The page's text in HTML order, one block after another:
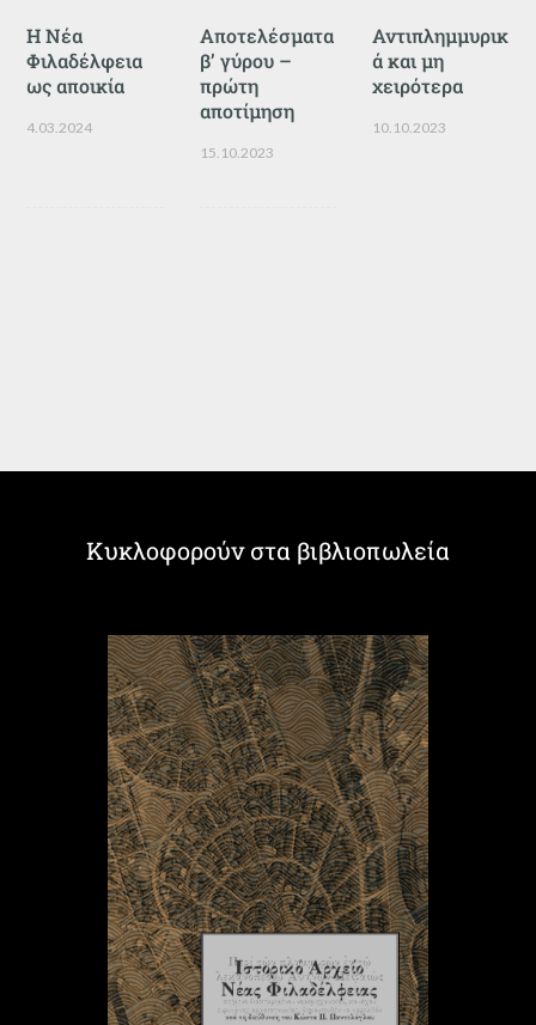
Η Νέα
Φιλαδέλφεια
ως αποικία
4.03.2024
Αποτελέσματα
β’ γύρου –
πρώτη
αποτίμηση
15.10.2023
Αντιπλημμυρικ
ά και μη
χειρότερα
10.10.2023
Κυκλοφορούν στα βιβλιοπωλεία